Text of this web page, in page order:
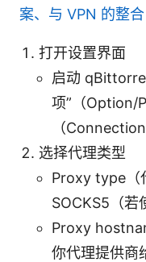
案、与 VPN 的整合
打开设置界面
启动
项”（Option/
（Connection
选择代理类型
Proxy type（
SOCKS5（若
Proxy
你代理提供商